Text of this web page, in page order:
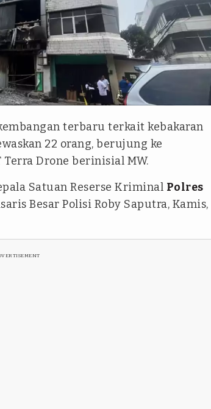
terbaru terkait kebakaran
22 orang, berujung ke
Drone berinisial MW.
Satuan Reserse Kriminal Polres
Besar Polisi Roby Saputra, Kamis,